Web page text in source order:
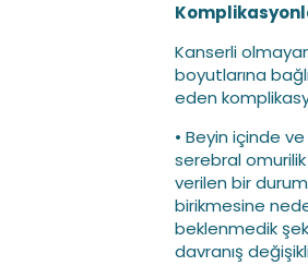
Kanserli
boyutlarına
eden
• Beyin içinde
serebral omurilik
verilen bir
birikmesine
beklenmedik
davranış